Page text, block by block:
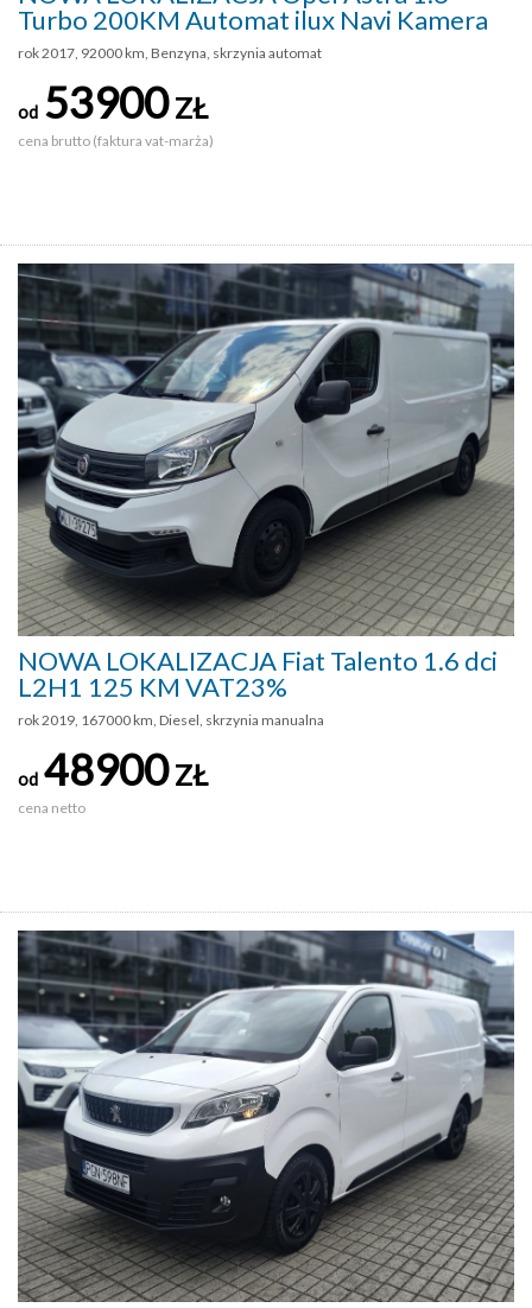
Turbo 200KM Automat ilux Navi Kamera
rok 2017, 92000 km, Benzyna, skrzynia automat
od 53900ZŁ
cena brutto (faktura vat-marża)
NOWA LOKALIZACJA Fiat Talento 1.6 dci
L2H1 125 KM VAT23%
rok 2019, 167000 km, Diesel, skrzynia manualna
od 48900ZŁ
cena netto